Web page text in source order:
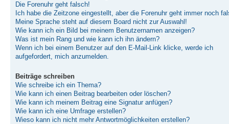
Die Forenuhr geht falsch!
Ich habe die Zeitzone eingestellt, aber die Forenuhr geht immer noch
Meine Sprache steht auf diesem Board nicht zur Auswahl!
Wie kann ich ein Bild bei meinem Benutzernamen anzeigen?
Was ist mein Rang und wie kann ich ihn ändern?
Wenn ich bei einem Benutzer auf den E-Mail-Link klicke, werde ich
aufgefordert, mich anzumelden.
Beiträge schreiben
Wie schreibe ich ein Thema?
Wie kann ich einen Beitrag bearbeiten oder löschen?
Wie kann ich meinem Beitrag eine Signatur anfügen?
Wie kann ich eine Umfrage erstellen?
Wieso kann ich nicht mehr Antwortmöglichkeiten erstellen?